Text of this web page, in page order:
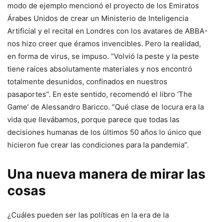
modo de ejemplo mencionó el proyecto de los Emiratos
Árabes Unidos de crear un Ministerio de Inteligencia
Artificial y el recital en Londres con los avatares de ABBA-
nos hizo creer que éramos invencibles. Pero la realidad,
en forma de virus, se impuso. “Volvió la peste y la peste
tiene raíces absolutamente materiales y nos encontró
totalmente desunidos, confinados en nuestros
pasaportes”. En este sentido, recomendó el libro ‘The
Game’ de Alessandro Baricco. “Qué clase de locura era la
vida que llevábamos, porque parece que todas las
decisiones humanas de los últimos 50 años lo único que
hicieron fue crear las condiciones para la pandemia”.
Una nueva manera de mirar las
cosas
¿Cuáles pueden ser las políticas en la era de la